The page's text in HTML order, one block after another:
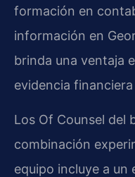
formación en
información en
brinda una ventaja
evidencia
Los Of Counsel del
combinación
equipo incluye a un